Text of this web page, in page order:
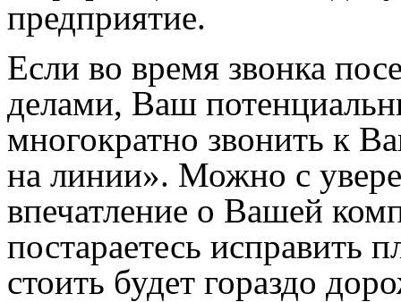
предприятие.
Если во время звонка
делами, Ваш
многократно звонить к
на линии». Можно с
впечатление о Вашей
постараетесь исправить
стоить будет гораздо